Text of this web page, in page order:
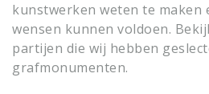
kunstwerken weten te maken
wensen kunnen voldoen.
partijen die wij hebben
grafmonumenten.